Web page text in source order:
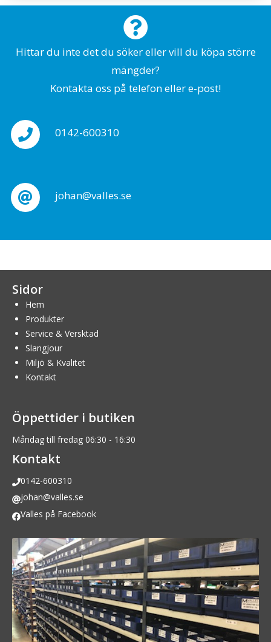
Hittar du inte det du söker eller vill du köpa större
mängder?
Kontakta oss på telefon eller e-post!
0142-600310
johan@valles.se
Sidor
Hem
Produkter
Service & Versktad
Slangjour
Miljö & Kvalitet
Kontakt
Öppettider i butiken
Måndag till fredag 06:30 - 16:30
Kontakt
0142-600310
johan@valles.se
Valles på Facebook